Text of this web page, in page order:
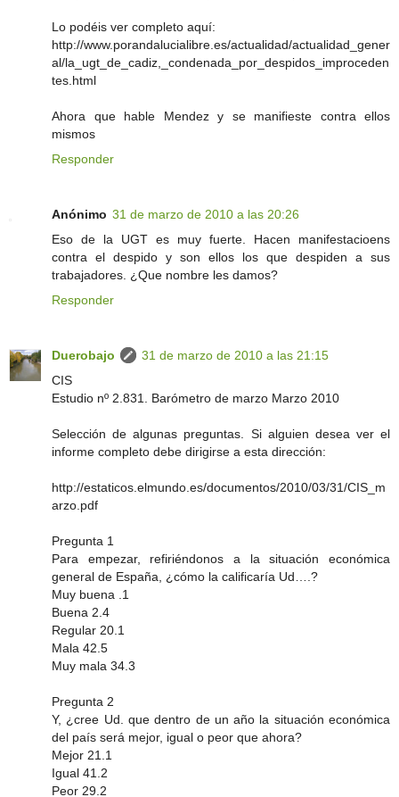
Lo podéis ver completo aquí:
http://www.porandalucialibre.es/actualidad/actualidad_gener
al/la_ugt_de_cadiz,_condenada_por_despidos_improceden
tes.html
Ahora que hable Mendez y se manifieste contra ellos
mismos
Responder
Anónimo 31 de marzo de 2010 a las 20:26
Eso de la UGT es muy fuerte. Hacen manifestacioens
contra el despido y son ellos los que despiden a sus
trabajadores. ¿Que nombre les damos?
Responder
Duerobajo
31 de marzo de 2010 a las 21:15
CIS
Estudio nº 2.831. Barómetro de marzo Marzo 2010
Selección de algunas preguntas. Si alguien desea ver el
informe completo debe dirigirse a esta dirección:
http://estaticos.elmundo.es/documentos/2010/03/31/CIS_m
arzo.pdf
Pregunta 1
Para empezar, refiriéndonos a la situación económica
general de España, ¿cómo la calificaría Ud….?
Muy buena .1
Buena 2.4
Regular 20.1
Mala 42.5
Muy mala 34.3
Pregunta 2
Y, ¿cree Ud. que dentro de un año la situación económica
del país será mejor, igual o peor que ahora?
Mejor 21.1
Igual 41.2
Peor 29.2